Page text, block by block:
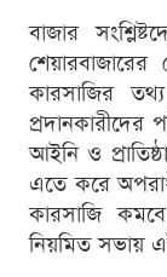
বাজার
কারসাজির
আইনি ও
এতে করে
কারসাজি
নিয়মিত সভায়